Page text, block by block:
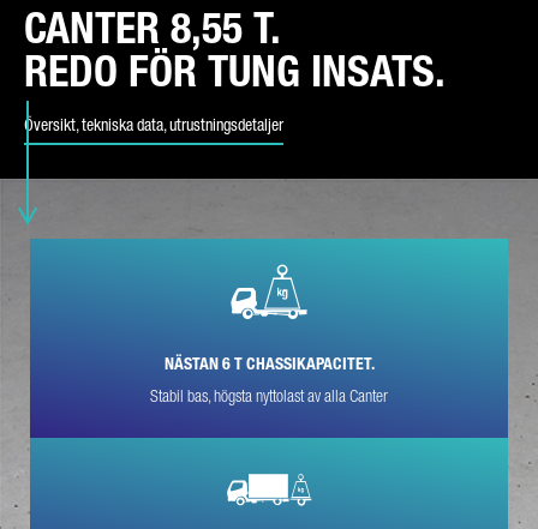
CANTER 8,55 T.
REDO FÖR TUNG INSATS.
Översikt, tekniska data, utrustningsdetaljer
TYP AV FÖRFRÅGAN*
NÄSTAN 6 T CHASSIKAPACITET.
Stabil bas, högsta nyttolast av alla Canter